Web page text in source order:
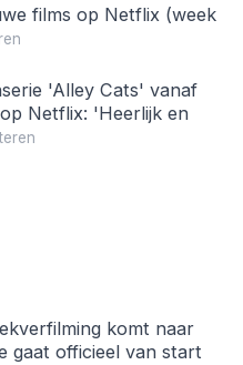
films op Netflix (week
'Alley Cats' vanaf
Netflix: 'Heerlijk en
komt naar
gaat officieel van start